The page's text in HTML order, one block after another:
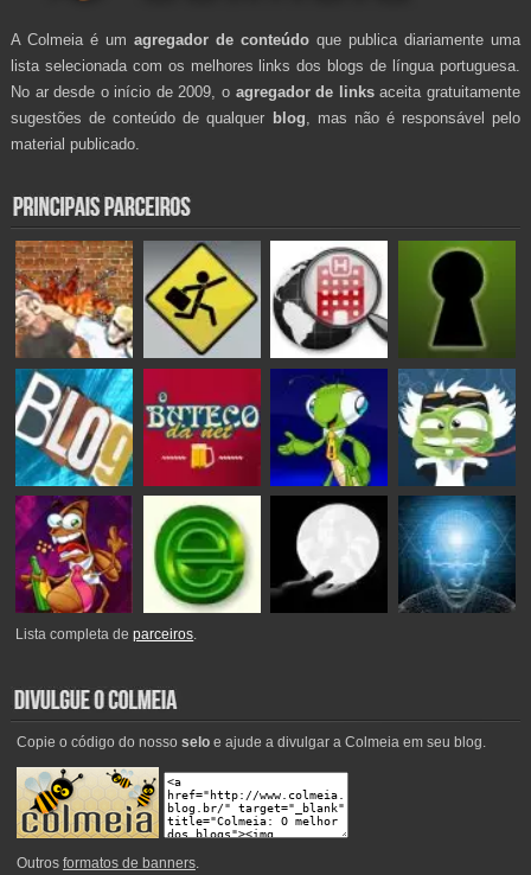
A Colmeia é um agregador de conteúdo que publica diariamente uma
lista selecionada com os melhores links dos blogs de língua portuguesa.
No ar desde o início de 2009, o agregador de linksaceita gratuitamente
sugestões de conteúdo de qualquer blog , mas não é responsável pelo
material publicado.
Lista completa deparceiros.
Copie o código do nosso seloe ajude a divulgar a Colmeia em seu blog.
Outros formatos de banners.